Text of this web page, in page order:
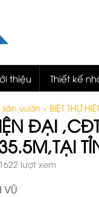
thiệu Thiết kế
sân vườn › BIỆT THỰ
ĐẠI
1622 lượt xem